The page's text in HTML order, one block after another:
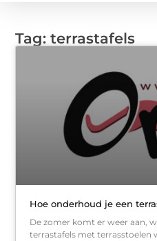
Tag: terrastafels
Hoe onderhoud je een
De zomer komt er weer aan,
terrastafels met terrasstoelen